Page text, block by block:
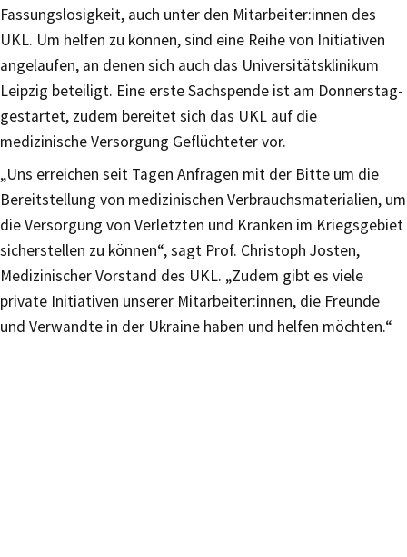
Fassungslosigkeit, auch unter den Mitarbeiter:innen des
UKL. Um helfen zu können, sind eine Reihe von Initiativen
angelaufen, an denen sich auch das Universitätsklinikum
Leipzig beteiligt. Eine erste Sachspende ist am Donnerstag-
gestartet, zudem bereitet sich das UKL auf die
medizinische Versorgung Geflüchteter vor.
„Uns erreichen seit Tagen Anfragen mit der Bitte um die
Bereitstellung von medizinischen Verbrauchsmaterialien, um
die Versorgung von Verletzten und Kranken im Kriegsgebiet
sicherstellen zu können“, sagt Prof. Christoph Josten,
Medizinischer Vorstand des UKL. „Zudem gibt es viele
private Initiativen unserer Mitarbeiter:innen, die Freunde
und Verwandte in der Ukraine haben und helfen möchten.“